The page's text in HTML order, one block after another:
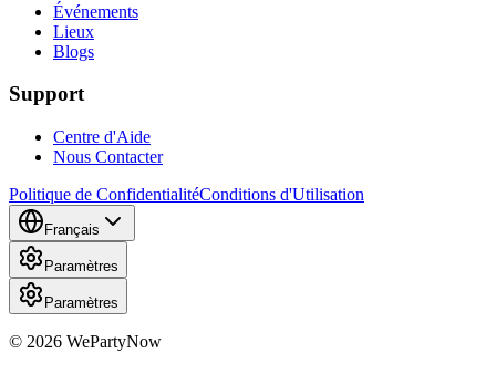
Événements
Lieux
Blogs
Support
Centre d'Aide
Nous Contacter
Politique de ConfidentialitéConditions d'Utilisation
Français
Paramètres
Paramètres
© 2026 WePartyNow